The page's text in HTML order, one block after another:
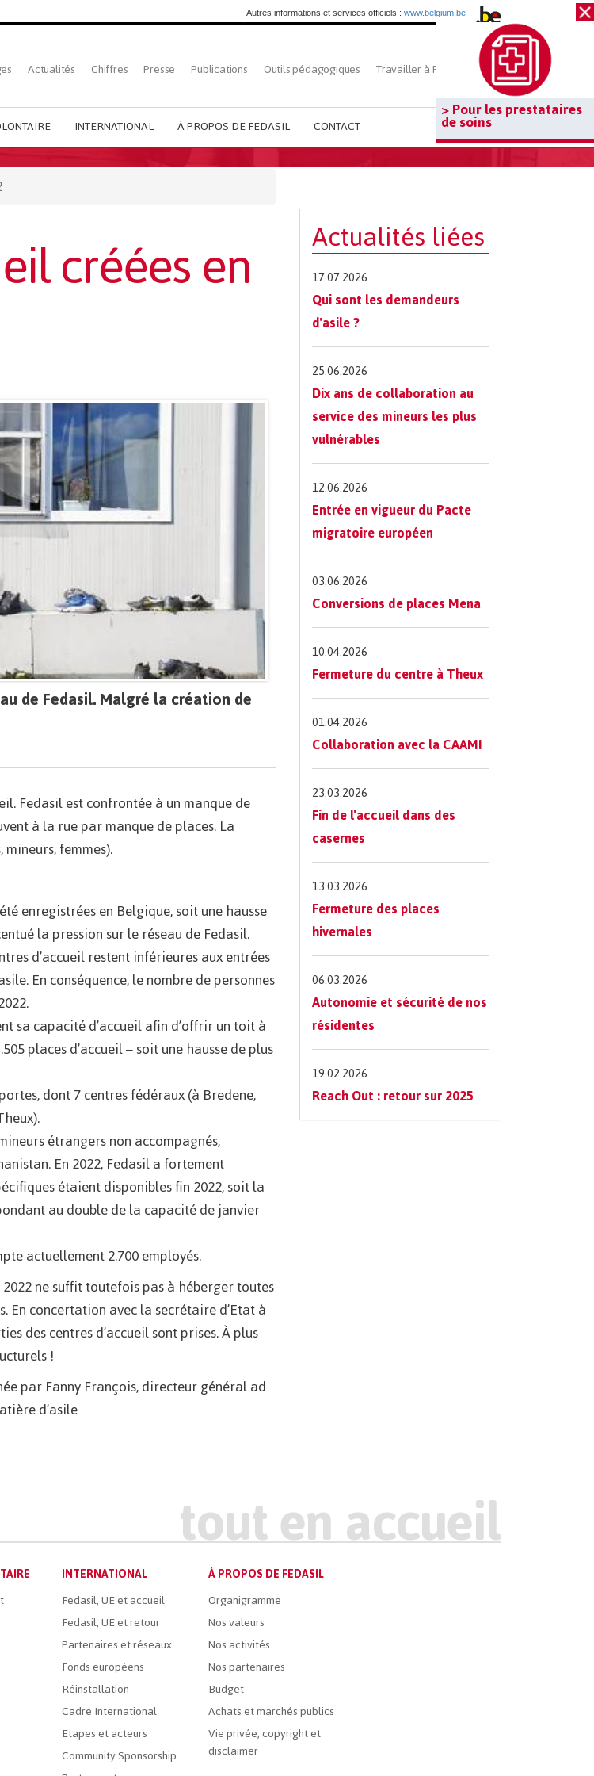
> Pour les prestataires
de soins
Autres informations et services officiels : www.belgium.be
Actualités Chiffres Presse Publications Outils pédagogiques Travailler à Fedasil Rechercher
INTERNATIONAL À PROPOS DE FEDASIL CONTACT
créées en
de Fedasil. Malgré la création de
Fedasil est confrontée à un manque de
à la rue par manque de places. La
femmes).
enregistrées en Belgique, soit une hausse
la pression sur le réseau de Fedasil.
d’accueil restent inférieures aux entrées
En conséquence, le nombre de personnes
sa capacité d’accueil afin d’offrir un toit à
places d’accueil – soit une hausse de plus
dont 7 centres fédéraux (à Bredene,
étrangers non accompagnés,
En 2022, Fedasil a fortement
étaient disponibles fin 2022, soit la
au double de la capacité de janvier
actuellement 2.700 employés.
ne suffit toutefois pas à héberger toutes
En concertation avec la secrétaire d’Etat à
des centres d’accueil sont prises. À plus
!
par Fanny François, directeur général ad
d’asile
Actualités liées
17.07.2026
Qui sont les demandeurs
d'asile ?
25.06.2026
Dix ans de collaboration au
service des mineurs les plus
vulnérables
12.06.2026
Entrée en vigueur du Pacte
migratoire européen
03.06.2026
Conversions de places Mena
10.04.2026
Fermeture du centre à Theux
01.04.2026
Collaboration avec la CAAMI
23.03.2026
Fin de l'accueil dans des
casernes
13.03.2026
Fermeture des places
hivernales
06.03.2026
Autonomie et sécurité de nos
résidentes
19.02.2026
Reach Out : retour sur 2025
INTERNATIONAL
Fedasil, UE et accueil
Fedasil, UE et retour
Partenaires et réseaux
Fonds européens
Réinstallation
Cadre International
Etapes et acteurs
Community Sponsorship
À PROPOS DE FEDASIL
Organigramme
Nos valeurs
Nos activités
Nos partenaires
Budget
Achats et marchés publics
Vie privée, copyright et
disclaimer